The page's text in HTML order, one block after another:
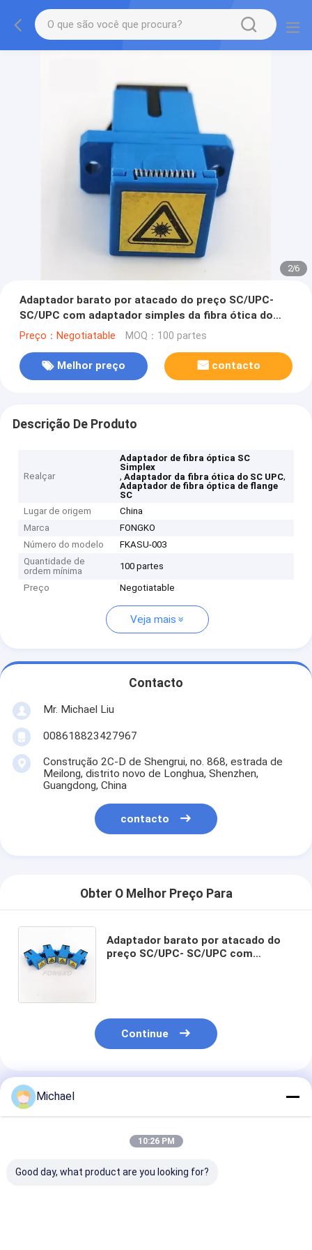
2/6
Adaptador barato por atacado do preço SC/UPC-
SC/UPC com adaptador simples da fibra ótica do
obturador do SC da flange o auto
Preço：Negotiatable MOQ：100 partes
Melhor preço contacto
Descrição De Produto
Realçar
Adaptador de fibra óptica SC
Simplex
,Adaptador da fibra ótica do SC UPC,
Adaptador de fibra óptica de flange
SC
Lugar de origem
China
Marca
FONGKO
Número do modelo
FKASU-003
Quantidade de
ordem mínima
100 partes
Preço Negotiatable
Veja mais
Contacto
Mr. Michael Liu
008618823427967
Construção 2C-D de Shengrui, no. 868, estrada de
Meilong, distrito novo de Longhua, Shenzhen,
Guangdong, China
contacto
Obter O Melhor Preço Para
Adaptador barato por atacado do
preço SC/UPC- SC/UPC com
Continue
Produtos Recomendados
Michael
10:26 PM
Good day, what product are you looking for?